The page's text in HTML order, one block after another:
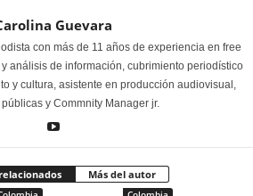
Guevara
con más de 11 años de experiencia en free
análisis de información, cubrimiento periodístico
y cultura, asistente en producción audiovisual,
y Commnity Manager jr.
Más del autor